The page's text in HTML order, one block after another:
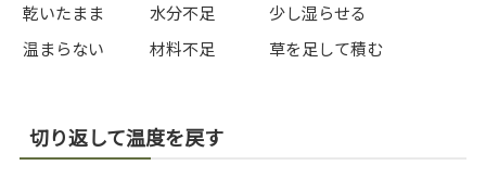
乾いたまま
水分不足
少し湿らせる
温まらない
材料不足 草を足して積む
切り返して温度を戻す